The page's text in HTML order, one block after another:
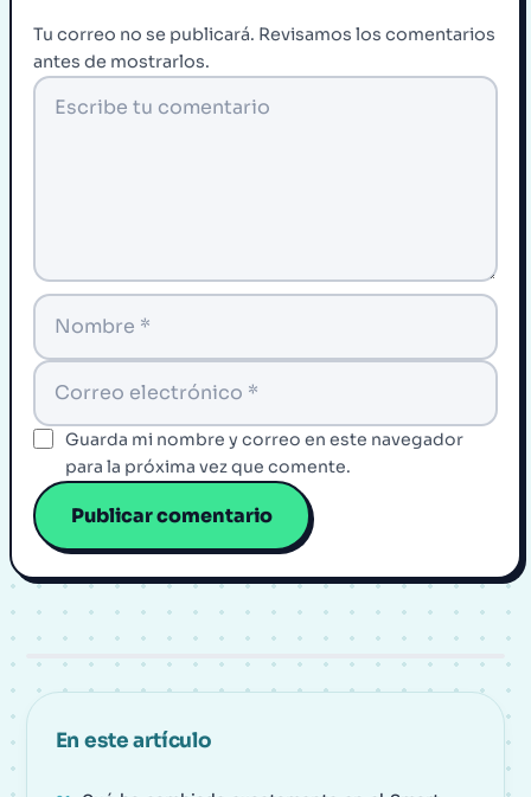
Tu correo no se publicará. Revisamos los comentarios
antes de mostrarlos.
Guarda mi nombre y correo en este navegador
para la próxima vez que comente.
En este artículo